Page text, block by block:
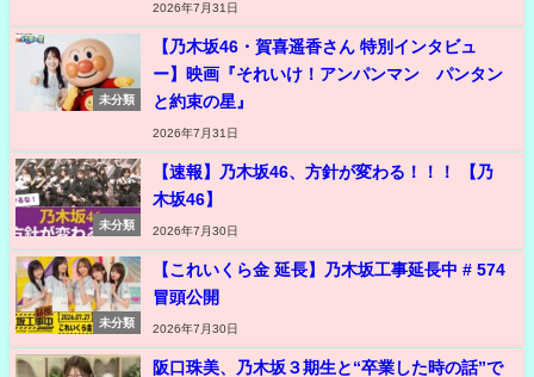
2026年7月31日
未分類
【乃木坂46・賀喜遥香さん 特別インタビュ
ー】映画『それいけ！アンパンマン パンタン
と約束の星』
2026年7月31日
未分類
【速報】乃木坂46、方針が変わる！！！ 【乃
木坂46】
2026年7月30日
未分類
【これいくら金 延長】乃木坂工事延長中 # 574
冒頭公開
2026年7月30日
阪口珠美、乃木坂３期生と“卒業した時の話”で